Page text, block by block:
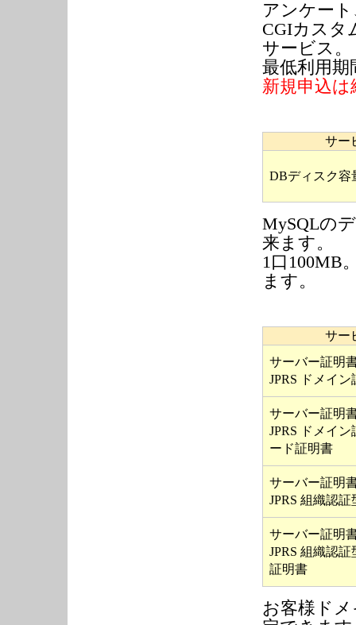
アンケー
CGIカスタ
サービス。
最低利用期
新規申込
サー
DBディスク容
MySQLの
来ます。
1口100MB
ます。
サー
サーバー証明
JPRS ドメイ
サーバー証明
JPRS ドメイ
ード証明書
サーバー証明
JPRS 組織認
サーバー証明
JPRS 組織認
証明書
お客様ド